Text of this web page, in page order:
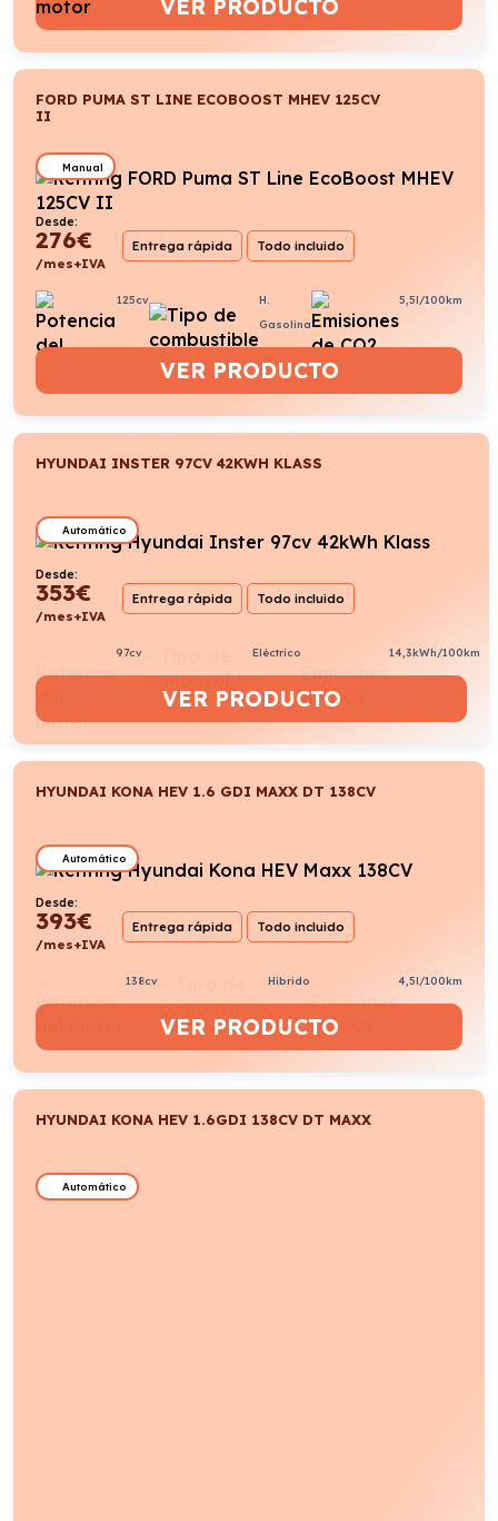
VER PRODUCTO
FORD PUMA ST LINE ECOBOOST MHEV 125CV
II
Manual
Desde:
276€
/mes+IVA
Entrega rápida Todo incluido
125cv
H.
Gasolina
5,5l/100km
VER PRODUCTO
HYUNDAI INSTER 97CV 42KWH KLASS
Automático
Desde:
353€
/mes+IVA
Entrega rápida Todo incluido
97cv Eléctrico 14,3kWh/100km
VER PRODUCTO
HYUNDAI KONA HEV 1.6 GDI MAXX DT 138CV
Automático
Desde:
393€
/mes+IVA
Entrega rápida Todo incluido
138cv Híbrido 4,5l/100km
VER PRODUCTO
HYUNDAI KONA HEV 1.6GDI 138CV DT MAXX
Automático